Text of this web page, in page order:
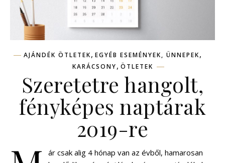
AJÁNDÉK ÖTLETEK, EGYÉB ESEMÉNYEK, ÜNNEPEK,
KARÁCSONY, ÖTLETEK
Szeretetre hangolt,
fényképes naptárak
2019-re
ár csak alig 4 hónap van az évből, hamarosan